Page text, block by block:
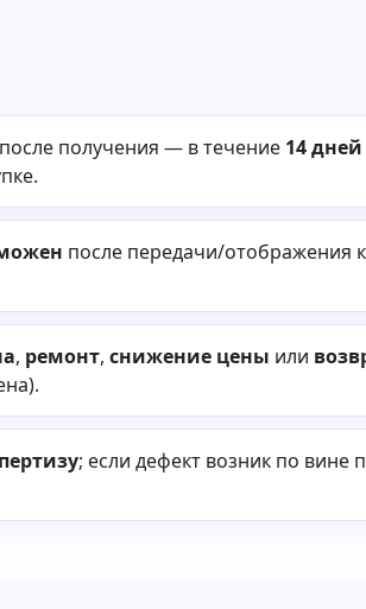
получения — в течение 14 дней
после передачи/отображения
, ремонт, снижение цены или
; если дефект возник по вине